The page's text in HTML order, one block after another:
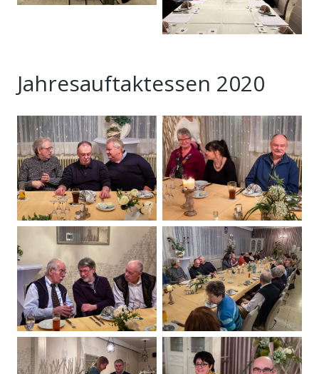
Jahresauftaktessen 2020